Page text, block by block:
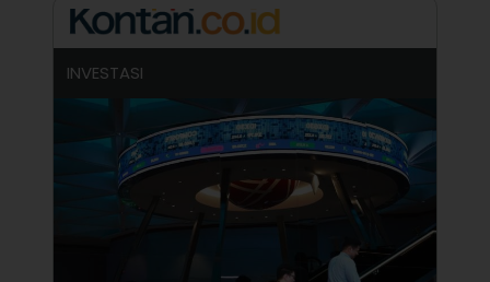
INVESTASI